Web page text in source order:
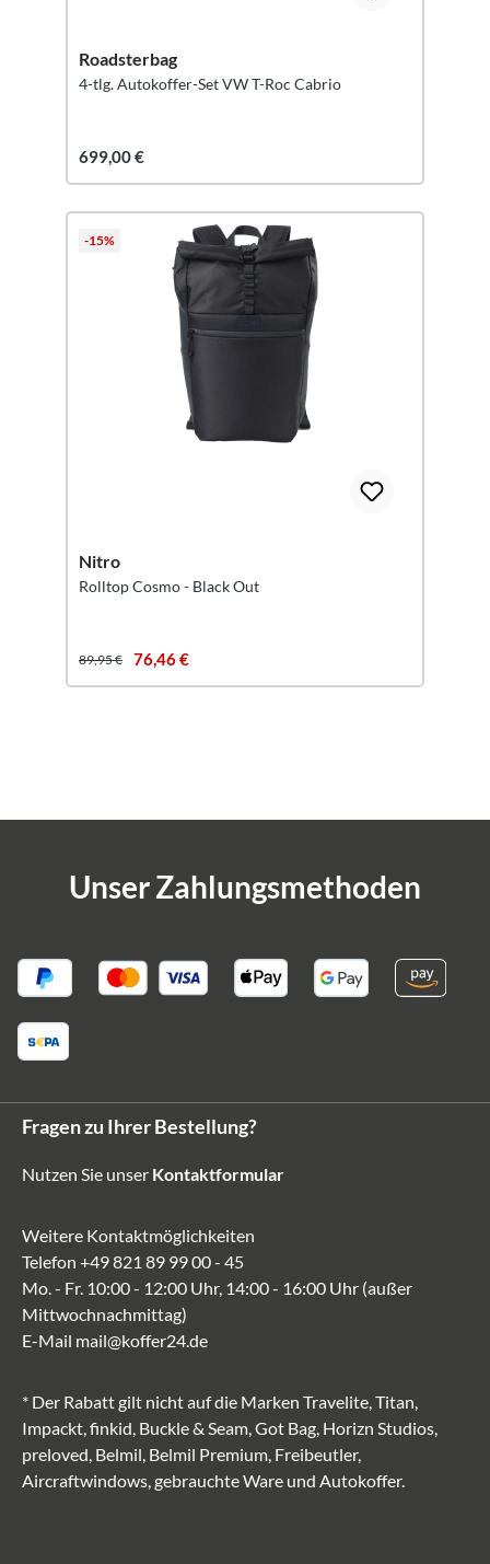
Roadsterbag
4-tlg. Autokoffer-Set VW T-Roc Cabrio
699,00 €
-15%
Nitro
Rolltop Cosmo - Black Out
89,95 € 76,46 €
Unser Zahlungsmethoden
Fragen zu Ihrer Bestellung?
Nutzen Sie unser Kontaktformular
Weitere Kontaktmöglichkeiten
Telefon +49 821 89 99 00 - 45
Mo. - Fr. 10:00 - 12:00 Uhr, 14:00 - 16:00 Uhr (außer
Mittwochnachmittag)
E-Mail mail@koffer24.de
* Der Rabatt gilt nicht auf die Marken Travelite, Titan,
Impackt, finkid, Buckle & Seam, Got Bag, Horizn Studios,
preloved, Belmil, Belmil Premium, Freibeutler,
Aircraftwindows, gebrauchte Ware und Autokoffer.